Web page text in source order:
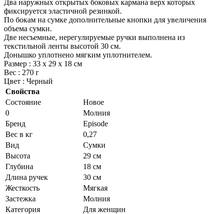
Два наружных открытых боковых кармана верх которых
фиксируется эластичной резинкой.
По бокам на сумке дополнительные кнопки для увеличения
объема сумки.
Две несъемные, нерегулируемые ручки выполнена из
текстильной ленты высотой 30 см.
Донышко уплотнено мягким уплотнителем.
Размер : 33 х 29 х 18 см
Вес : 270 г
Цвет : Черный
Свойства
Состояние
Новое
0
Молния
Бренд
Episode
Вес в кг
0,27
Вид
Сумки
Высота
29 см
Глубина
18 см
Длина ручек
30 см
Жесткость
Мягкая
Застежка
Молния
Категория
Для женщин